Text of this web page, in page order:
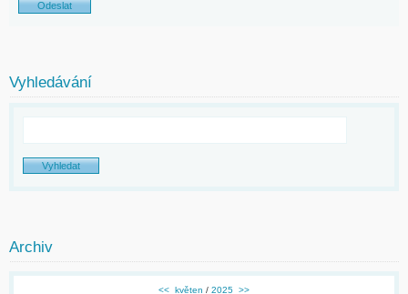
Vyhledávání
Archiv
<< květen / 2025 >>